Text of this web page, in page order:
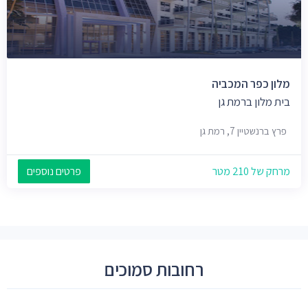
מלון כפר המכביה
בית מלון ברמת גן
פרץ ברנשטיין 7, רמת גן
מרחק של 210 מטר פרטים נוספים
רחובות סמוכים